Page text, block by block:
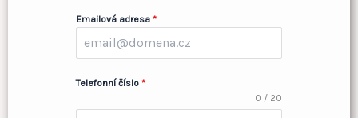
Emailová adresa *
Telefonní číslo *
0 / 20